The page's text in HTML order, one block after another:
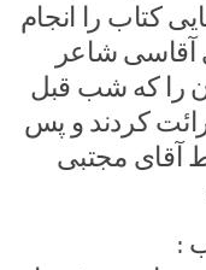
کتاب را انجام
شاعر
را که شب قبل
کردند و پس
آقای مجتبی
: